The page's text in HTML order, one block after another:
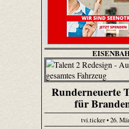
Runderneuerte
für
tvi.ticker • 26.